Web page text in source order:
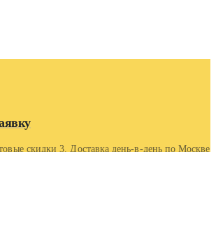
скидки 3. Доставка день-в-день по Москве